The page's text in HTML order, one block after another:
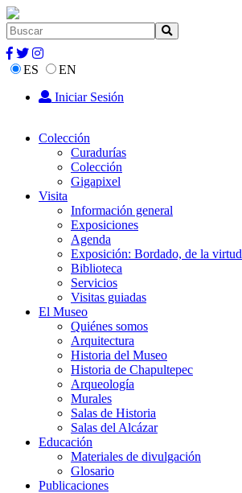
ES
EN
Iniciar Sesión
Colección
Curadurías
Colección
Gigapixel
Visita
Información general
Exposiciones
Agenda
Exposición: Bordado, de la virtud
Biblioteca
Servicios
Visitas guiadas
El Museo
Quiénes somos
Arquitectura
Historia del Museo
Historia de Chapultepec
Arqueología
Murales
Salas de Historia
Salas del Alcázar
Educación
Materiales de divulgación
Glosario
Publicaciones